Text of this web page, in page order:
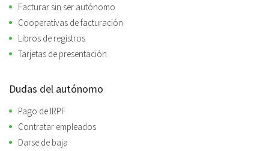
Facturar sin ser autónomo
Cooperativas de facturación
Libros de registros
Tarjetas de presentación
Dudas del autónomo
Pago de IRPF
Contratar empleados
Darse de baja